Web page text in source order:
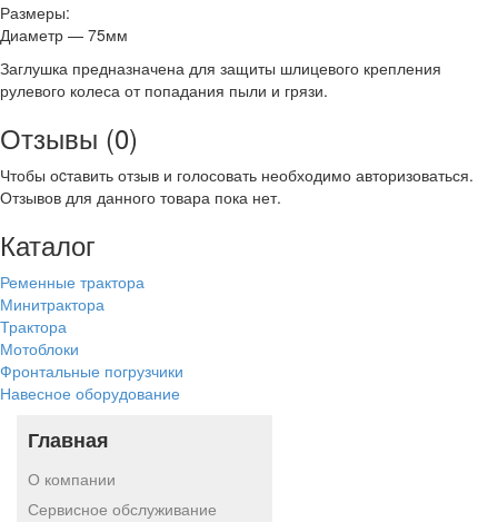
Размеры:
Диаметр — 75мм
Заглушка предназначена для защиты шлицевого крепления
рулевого колеса от попадания пыли и грязи.
Отзывы (0)
Чтобы оcтавить отзыв и голосовать необходимо авторизоваться.
Отзывов для данного товара пока нет.
Каталог
Ременные трактора
Минитрактора
Трактора
Мотоблоки
Фронтальные погрузчики
Навесное оборудование
Главная
О компании
Сервисное обслуживание